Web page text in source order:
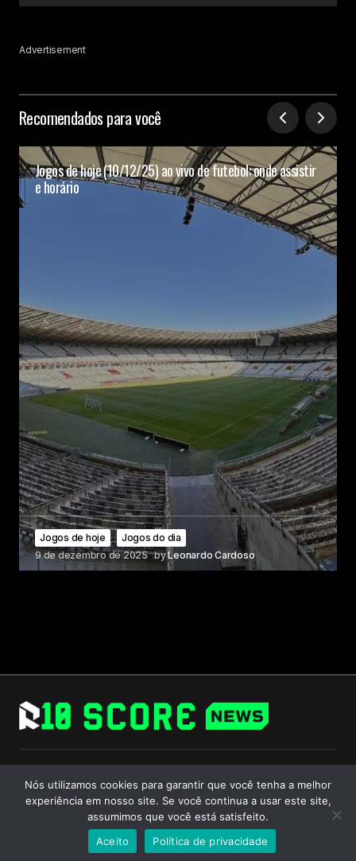
Advertisement
Recomendados para você
Jogos de hoje (10/12/25) ao vivo de futebol: onde assistir
e horário
Jogos de hoje
Jogos do dia
9 de dezembro de 2025 byLeonardo Cardoso
Follow Us
© 2024 R10 Score. All Rights Reserved.
Nós utilizamos cookies para garantir que você tenha a melhor
experiência em nosso site. Se você continua a usar este site,
assumimos que você está satisfeito.
Aceito
Política de privacidade